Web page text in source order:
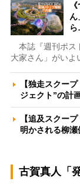
ん
本誌『週刊ポス
大家さん」がいよ
【独走スクー
ジェクト”の計
【追及スクー
明かされる柳
古賀真人「